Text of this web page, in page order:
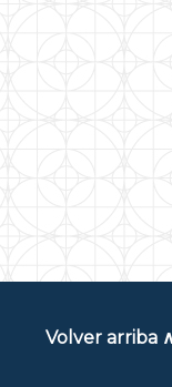
Volver arriba